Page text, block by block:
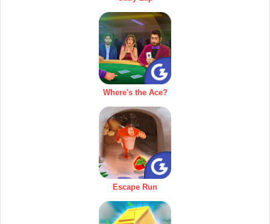
Where's the Ace?
Escape Run